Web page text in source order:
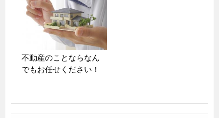
不動産のことならなん
でもお任せください！